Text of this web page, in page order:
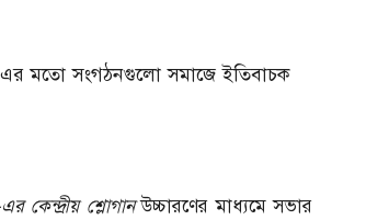
এর মতো সংগঠনগুলো সমাজে ইতিবাচক
কেন্দ্রীয় শ্লোগানউচ্চারণের মাধ্যমে সভার